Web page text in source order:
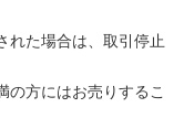
れた場合は、取引停止
の方にはお売りするこ